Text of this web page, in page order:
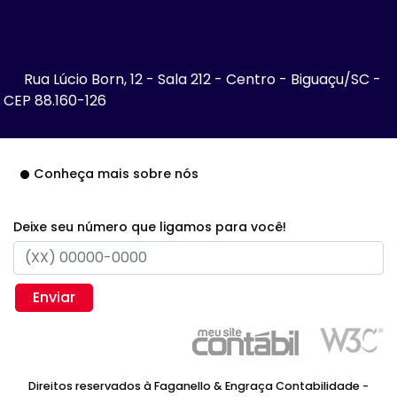
Rua Lúcio Born, 12 - Sala 212 - Centro - Biguaçu/SC -
CEP 88.160-126
Conheça mais sobre nós
Deixe seu número que ligamos para você!
Enviar
Direitos reservados à Faganello & Engraça Contabilidade -